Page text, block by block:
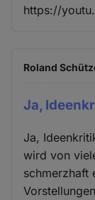
https://
Roland
Ja,
Ja,
wird von
schmerzhaft